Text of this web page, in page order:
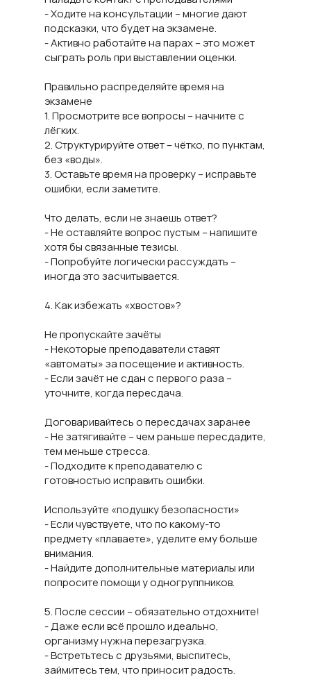
- Ходите на консультации – многие дают
подсказки, что будет на экзамене.
- Активно работайте на парах – это может
сыграть роль при выставлении оценки.
Правильно распределяйте время на
экзамене
1. Просмотрите все вопросы – начните с
лёгких.
2. Структурируйте ответ – чётко, по пунктам,
без «воды».
3. Оставьте время на проверку – исправьте
ошибки, если заметите.
Что делать, если не знаешь ответ?
- Не оставляйте вопрос пустым – напишите
хотя бы связанные тезисы.
- Попробуйте логически рассуждать –
иногда это засчитывается.
4. Как избежать «хвостов»?
Не пропускайте зачёты
- Некоторые преподаватели ставят
«автоматы» за посещение и активность.
- Если зачёт не сдан с первого раза –
уточните, когда пересдача.
Договаривайтесь о пересдачах заранее
- Не затягивайте – чем раньше пересдадите,
тем меньше стресса.
- Подходите к преподавателю с
готовностью исправить ошибки.
Используйте «подушку безопасности»
- Если чувствуете, что по какому-то
предмету «плаваете», уделите ему больше
внимания.
- Найдите дополнительные материалы или
попросите помощи у одногруппников.
5. После сессии – обязательно отдохните!
- Даже если всё прошло идеально,
организму нужна перезагрузка.
- Встретьтесь с друзьями, выспитесь,
займитесь тем, что приносит радость.